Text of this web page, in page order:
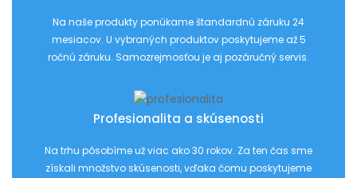
Na naše produkty ponúkame štandardnú záruku 24
mesiacov. U vybraných produktov poskytujeme až 5
ročnú záruku. Samozrejmosťou je aj pozáručný servis.
Profesionalita a skúsenosti
Na trhu pôsobíme už viac ako 30 rokov. Za ten čas sme
získali množstvo skúsenosti, vďaka čomu poskytujeme